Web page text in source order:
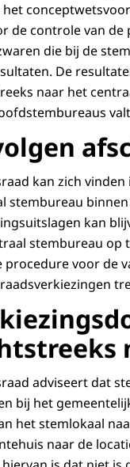
het
de controle van de
die bij de
De
naar het
kan zich
stembureau
kan
stembureau op
procedure voor de
adviseert dat
bij het
het stemlokaal
naar de